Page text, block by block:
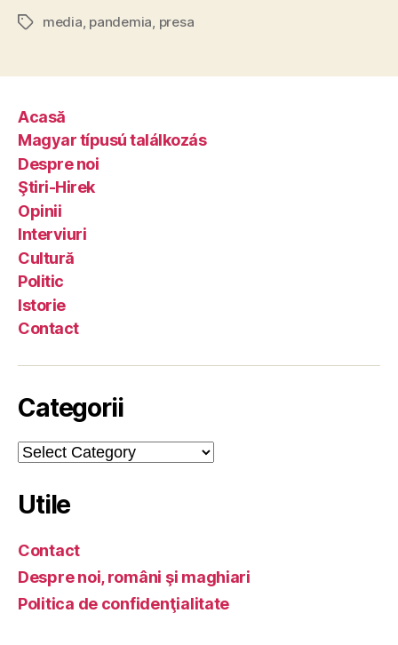
Tagsmedia, pandemia, presa
Acasă
Magyar típusú találkozás
Despre noi
Ştiri-Hirek
Opinii
Interviuri
Cultură
Politic
Istorie
Contact
Categorii
Categorii
Utile
Contact
Despre noi, români şi maghiari
Politica de confidenţialitate